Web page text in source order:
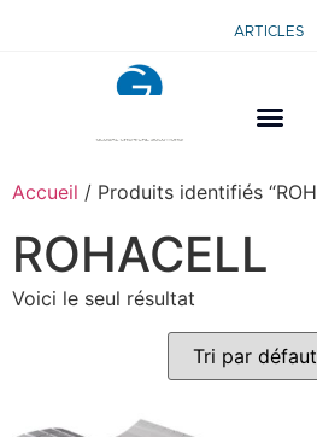
ARTICLES
Accueil / Produits identifiés
ROHACELL
Voici le seul résultat